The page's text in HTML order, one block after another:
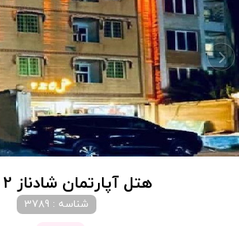
هتل آپارتمان شادناز 2 قشم
شناسه : 3789